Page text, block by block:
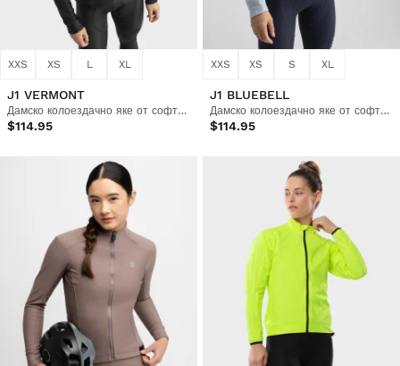
XXS XS L XL
J1 VERMONT
Дамско колоездачно яке от софтшел
$114.95
XXS XS S XL
J1 BLUEBELL
Дамско колоездачно яке от софтшел
$114.95